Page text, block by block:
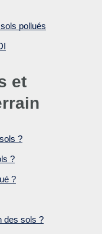
pollués
et
?
?
?
des sols ?